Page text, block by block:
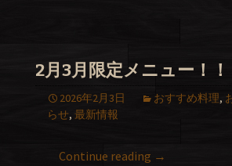
2月3月限定メニュー！！
2026年2月3日 おすすめ料理,
らせ, 最新情報
Continue reading →